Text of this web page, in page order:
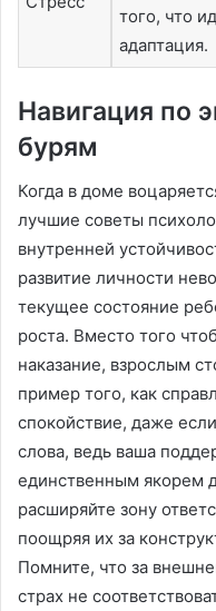
того, что
адаптация.
Навигация по
бурям
Когда в доме
лучшие советы
внутренней
развитие личности
текущее состояние
роста. Вместо того
наказание, взрослым
пример того, как
спокойствие, даже
слова, ведь ваша
единственным якорем
расширяйте зону
поощряя их за
Помните, что за
страх не